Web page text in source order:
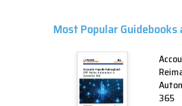
Most Popular Guidebooks
365